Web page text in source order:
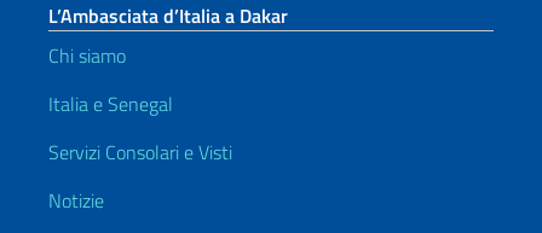
L’Ambasciata d’Italia a Dakar
Chi siamo
Italia e Senegal
Servizi Consolari e Visti
Notizie